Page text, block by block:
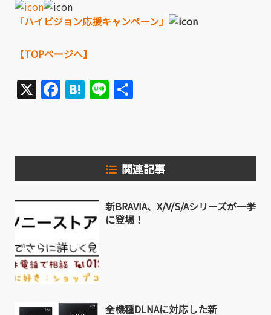
「ハイビジョン応援キャンペーン」
【TOPページへ】
X Facebook
Hatena
Line
関連記事
新BRAVIA、X/V/S/Aシリーズが一挙
に登場！
全機種DLNAに対応した新